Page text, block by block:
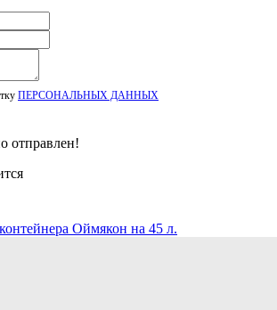
ПЕРСОНАЛЬНЫХ ДАННЫХ
отправлен!
Оймякон на 45 л.